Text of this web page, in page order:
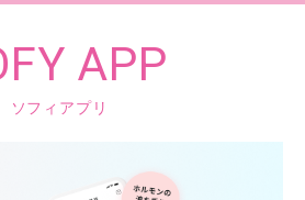
APP
ソフィアプリ